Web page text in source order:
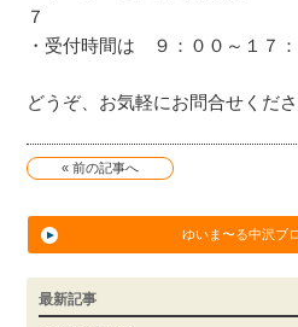
７
・受付時間は ９：００～１７：
どうぞ、お気軽にお問合せくださ
« 前の記事へ
ゆいま〜る中沢ブ
最新記事